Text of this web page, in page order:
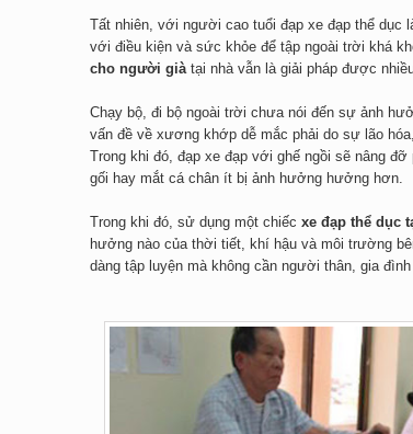
Tất nhiên, với người cao tuổi đạp xe đạp thể dục
với điều kiện và sức khỏe để tập ngoài trời khá
cho người già tại nhà vẫn là giải pháp được
Chạy bộ, đi bộ ngoài trời chưa nói đến sự ảnh
vấn đề về xương khớp dễ mắc phải do sự lão
Trong khi đó, đạp xe đạp với ghế ngồi sẽ nâng
gối hay mắt cá chân ít bị ảnh hưởng hưởng hơn.
Trong khi đó, sử dụng một chiếc xe đạp thể dục
hưởng nào của thời tiết, khí hậu và môi trường
dàng tập luyện mà không cần người thân, gia đình